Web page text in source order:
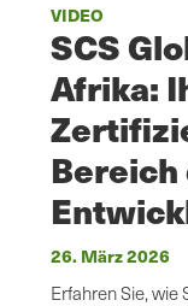
VIDEO
SCS
Afrika:
26. März 2026
Erfahren Sie, wie